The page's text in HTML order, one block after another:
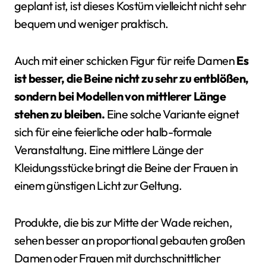
geplant ist, ist dieses Kostüm vielleicht nicht sehr
bequem und weniger praktisch.
Auch mit einer schicken Figur für reife DamenEs
ist besser, die Beine nicht zu sehr zu entblößen,
sondern bei Modellen von mittlerer Länge
stehen zu bleiben. Eine solche Variante eignet
sich für eine feierliche oder halb-formale
Veranstaltung. Eine mittlere Länge der
Kleidungsstücke bringt die Beine der Frauen in
einem günstigen Licht zur Geltung.
Produkte, die bis zur Mitte der Wade reichen,
sehen besser an proportional gebauten großen
Damen oder Frauen mit durchschnittlicher